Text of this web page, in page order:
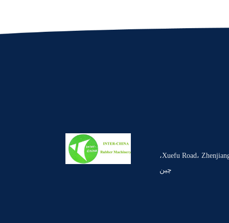
دفتر مرکزی: #85 Xuefu Road، Zhenjiang، Jiangsu،
چین